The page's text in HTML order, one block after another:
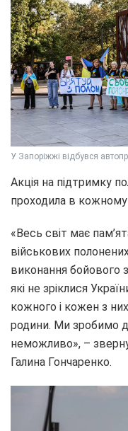
У Запоріжжі відбувся
Акція на підтримку
проходила в кожному
«Весь світ має
військових
виконання бойового
які не зріклися
кожного і кожен з
родини. Ми зробимо
неможливо», –
Галина Гончаренко.